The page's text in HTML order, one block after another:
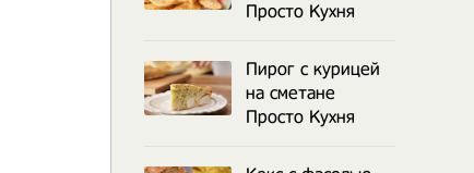
Просто Кухня
Пирог с курицей
на сметане
Просто Кухня